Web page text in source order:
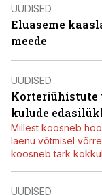
UUDISED
Eluaseme
meede
UUDISED
Korteriühistute
kulude
Millest koosneb
laenu võtmisel
koosneb tark
UUDISED